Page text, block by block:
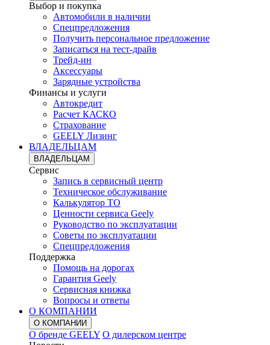
Выбор и покупка
Автомобили в наличии
Спецпредложения
Получить персональное предложение
Записаться на тест-драйв
Трейд-ин
Аксессуары
Зарядные устройства
Финансы и услуги
Автокредит
Расчет КАСКО
Страхование
GEELY Лизинг
ВЛАДЕЛЬЦАМ
ВЛАДЕЛЬЦАМ
Сервис
Запись в сервисный центр
Техническое обслуживание
Калькулятор ТО
Ценности сервиса Geely
Руководство по эксплуатации
Советы по эксплуатации
Спецпредложения
Поддержка
Помощь на дорогах
Гарантия Geely
Сервисная книжка
Вопросы и ответы
О КОМПАНИИ
О КОМПАНИИ
О бренде GEELY О дилерском центре